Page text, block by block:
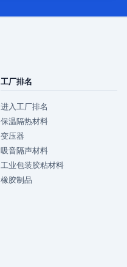
工厂排名
进入工厂排名
保温隔热材料
变压器
吸音隔声材料
工业包装胶粘材料
橡胶制品